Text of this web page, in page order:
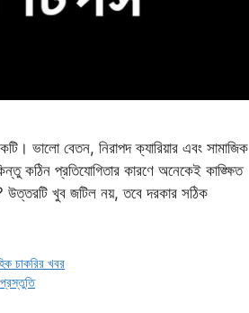
ভালো বেতন, নিরাপদ ক্যারিয়ার এবং সামাজিক
কঠিন প্রতিযোগিতার কারণে অনেকেই কাঙ্ক্ষিত
উত্তরটি খুব জটিল নয়, তবে দরকার সঠিক
চাকরির খবর
প্রস্তুতি